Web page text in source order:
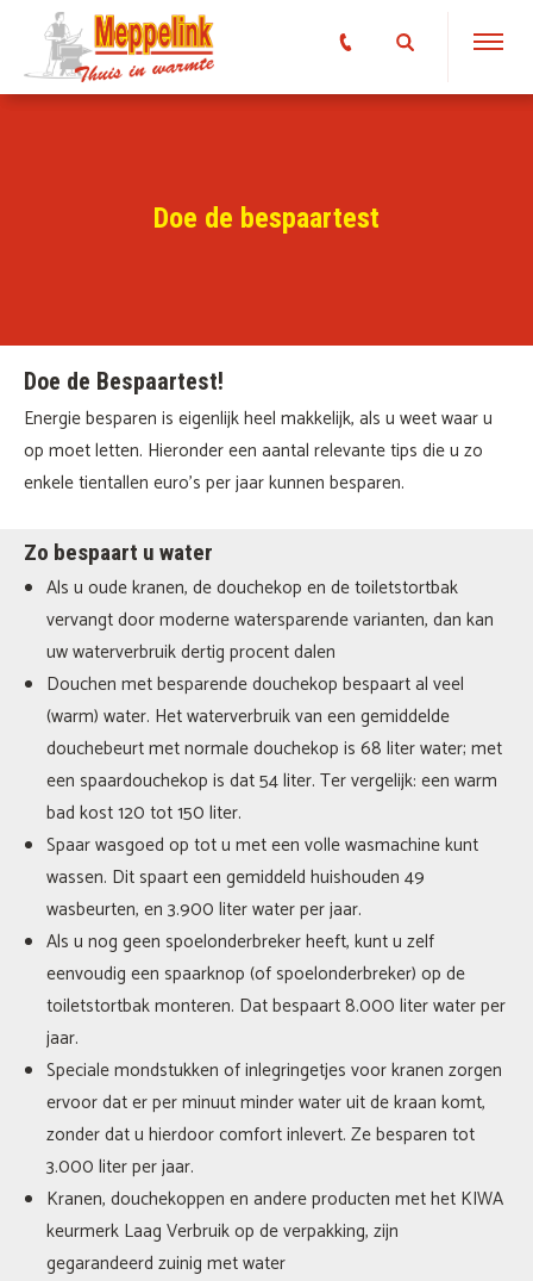
Doe de bespaartest
Doe de Bespaartest!
Energie besparen is eigenlijk heel makkelijk, als u weet waar u
op moet letten. Hieronder een aantal relevante tips die u zo
enkele tientallen euro's per jaar kunnen besparen.
Zo bespaart u water
Als u oude kranen, de douchekop en de toiletstortbak
vervangt door moderne watersparende varianten, dan kan
uw waterverbruik dertig procent dalen
Douchen met besparende douchekop bespaart al veel
(warm) water. Het waterverbruik van een gemiddelde
douchebeurt met normale douchekop is 68 liter water; met
een spaardouchekop is dat 54 liter. Ter vergelijk: een warm
bad kost 120 tot 150 liter.
Spaar wasgoed op tot u met een volle wasmachine kunt
wassen. Dit spaart een gemiddeld huishouden 49
wasbeurten, en 3.900 liter water per jaar.
Als u nog geen spoelonderbreker heeft, kunt u zelf
eenvoudig een spaarknop (of spoelonderbreker) op de
toiletstortbak monteren. Dat bespaart 8.000 liter water per
jaar.
Speciale mondstukken of inlegringetjes voor kranen zorgen
ervoor dat er per minuut minder water uit de kraan komt,
zonder dat u hierdoor comfort inlevert. Ze besparen tot
3.000 liter per jaar.
Kranen, douchekoppen en andere producten met het KIWA
keurmerk Laag Verbruik op de verpakking, zijn
gegarandeerd zuinig met water